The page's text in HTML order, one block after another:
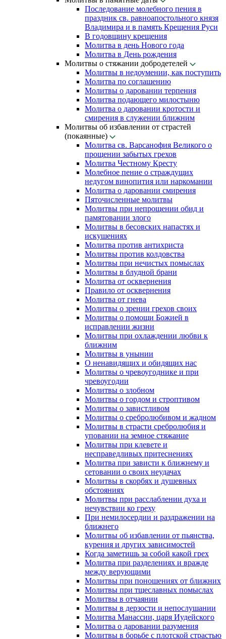
Последование молебного пения в
праздник св. равноапостольного князя
Владимира и в память Крещения Руси
В годовщину крещения
Молитва в день Нового года
Молитва в День рождения
Молитвы о стяжании добродетелей
Молитвы в недоумении, как поступить
Молитва по соглашению
Молитвы о даровании терпения
Молитва подающего милостыню
Молитва о даровании кротости и
смирения в служении ближним
Молитвы об избавлении от страстей
(покаянные)
Молитва св. Варсанофия Великого о
прощении забытых грехов
Молитва Честному Кресту
Молебное пение о страждущих
недугом винопития или наркомании
Молитва о даровании смирения
Пяточисленные молитвы
Молитвы при непрощении обид и
памятовании злого
Молитвы в бесовских напастях и
искушениях
Молитва против антихриста
Молитвы против колдовства
Молитвы при нечистых помыслах
Молитвы в блудной брани
Молитва от осквернения
Правило от осквернения
Молитва от гнева
Молитвы о зрении грехов своих
Молитвы о помощи Божией в
исправлении жизни
Молитвы при охлаждении любви к
ближним
Молитвы в унынии
О ненавидящих и обидящих нас
Молитвы о чревоугоднике и при
чревоугодии
Молитвы о злобном
Молитвы о гордом и строптивом
Молитвы о завистливом
Молитвы о сребролюбивом и жадном
Молитвы в страсти сребролюбия и
уповании на земное стяжание
Молитвы при клевете и
несправедливых притеснениях
Молитва при зависти к ближнему и
сетовании о своих неудачах
Молитвы в скорбях и душевных
обстояниях
Молитвы при расслаблении духа и
нечувствии ко греху
При немилосердии и раздражении на
ближнего
Молитвы об избавлении от пьянства,
курения и других зависимостей
Когда заметишь за собой какой грех
Молитва при разделениях и вражде
между верующими
Молитвы при поношениях от ближних
Молитвы при тщеславных помыслах
Молитвы в отчаянии
Молитвы в дерзости и непослушании
Молитва Манассии, царя Иудейского
Молитва о даровании разумения
Молитвы в борьбе с плотской страстью